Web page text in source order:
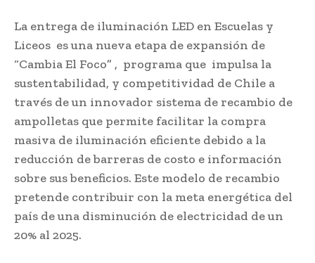
La entrega de iluminación LED en Escuelas y
Liceos es una nueva etapa de expansión de
“Cambia El Foco” , programa que impulsa la
sustentabilidad, y competitividad de Chile a
través de un innovador sistema de recambio de
ampolletas que permite facilitar la compra
masiva de iluminación eficiente debido a la
reducción de barreras de costo e información
sobre sus beneficios. Este modelo de recambio
pretende contribuir con la meta energética del
país de una disminución de electricidad de un
20% al 2025.